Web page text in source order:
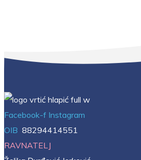
Facebook-f Instagram
OIB 88294414551
RAVNATELJ